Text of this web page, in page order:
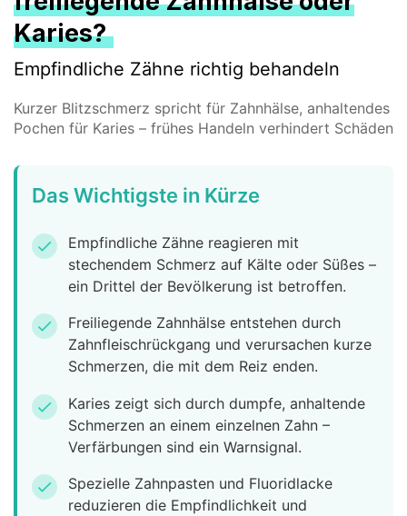
Karies?
Empfindliche Zähne richtig behandeln
Kurzer Blitzschmerz spricht für Zahnhälse, anhaltendes
Pochen für Karies – frühes Handeln verhindert Schäden
Das Wichtigste in Kürze
check
Empfindliche Zähne reagieren mit
stechendem Schmerz auf Kälte oder Süßes –
ein Drittel der Bevölkerung ist betroffen.
check
Freiliegende Zahnhälse entstehen durch
Zahnfleischrückgang und verursachen kurze
Schmerzen, die mit dem Reiz enden.
check
Karies zeigt sich durch dumpfe, anhaltende
Schmerzen an einem einzelnen Zahn –
Verfärbungen sind ein Warnsignal.
check
Spezielle Zahnpasten und Fluoridlacke
reduzieren die Empfindlichkeit und